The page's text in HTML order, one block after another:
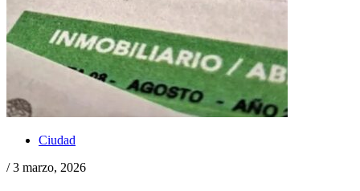
Ciudad
/ 3 marzo, 2026